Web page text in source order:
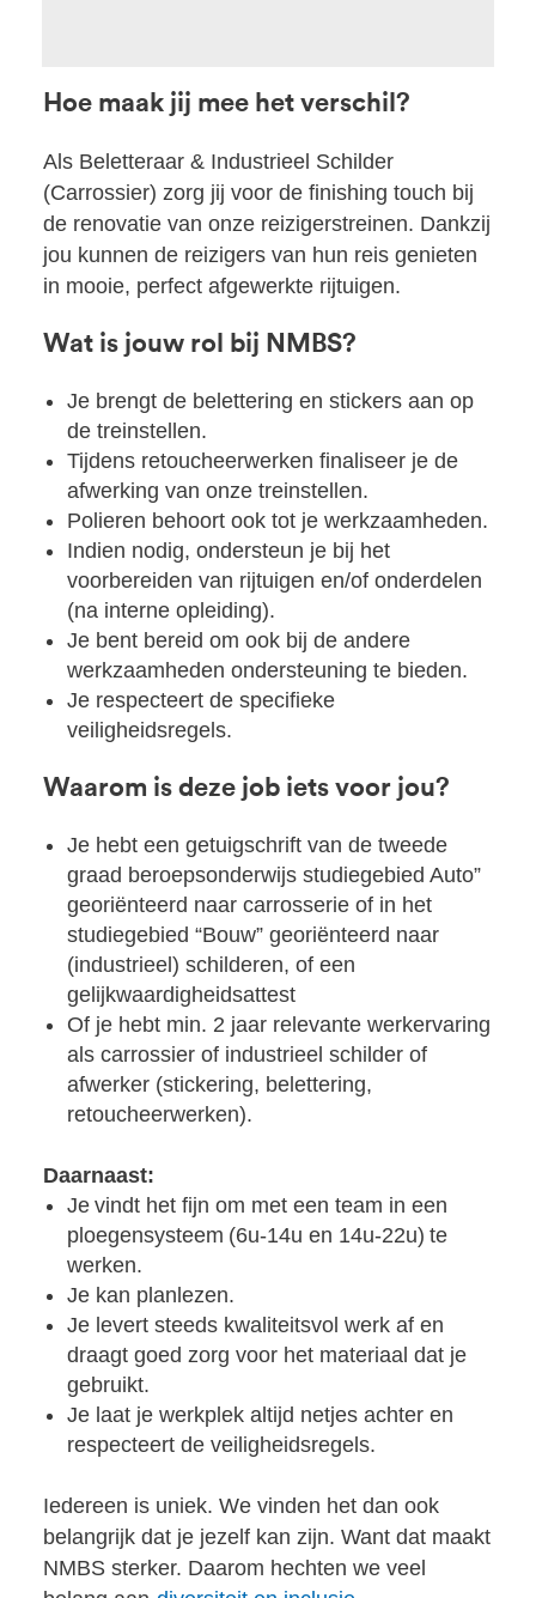
Hoe maak jij mee het verschil?
Als Beletteraar & Industrieel Schilder
(Carrossier) zorg jij voor de finishing touch bij
de renovatie van onze reizigerstreinen. Dankzij
jou kunnen de reizigers van hun reis genieten
in mooie, perfect afgewerkte rijtuigen.
Wat is jouw rol bij NMBS?
Je brengt de belettering en stickers aan op
de treinstellen.
Tijdens retoucheerwerken finaliseer je de
afwerking van onze treinstellen.
Polieren behoort ook tot je werkzaamheden.
Indien nodig, ondersteun je bij het
voorbereiden van rijtuigen en/of onderdelen
(na interne opleiding).
Je bent bereid om ook bij de andere
werkzaamheden ondersteuning te bieden.
Je respecteert de specifieke
veiligheidsregels.
Waarom is deze job iets voor jou?
Je hebt een getuigschrift van de tweede
graad beroepsonderwijs studiegebied Auto”
georiënteerd naar carrosserie of in het
studiegebied “Bouw” georiënteerd naar
(industrieel) schilderen, of een
gelijkwaardigheidsattest
Of je hebt min. 2 jaar relevante werkervaring
als carrossier of industrieel schilder of
afwerker (stickering, belettering,
retoucheerwerken).
Daarnaast:
Je vindt het fijn om met een team in een
ploegensysteem (6u-14u en 14u-22u) te
werken.
Je kan planlezen.
Je levert steeds kwaliteitsvol werk af en
draagt goed zorg voor het materiaal dat je
gebruikt.
Je laat je werkplek altijd netjes achter en
respecteert de veiligheidsregels.
Iedereen is uniek. We vinden het dan ook
belangrijk dat je jezelf kan zijn. Want dat maakt
NMBS sterker. Daarom hechten we veel